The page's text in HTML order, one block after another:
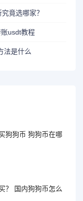
竟选哪家？
usdt教程
法是什么
狗狗币 狗狗币在哪
？ 国内狗狗币怎么